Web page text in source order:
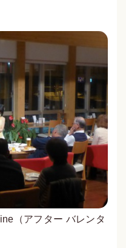
（アフター バレンタ